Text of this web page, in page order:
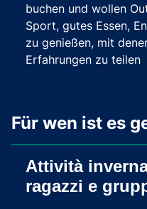
buchen und wollen
Sport, gutes Essen,
zu genießen, mit
Erfahrungen zu teilen
Für wen ist es
Attività
ragazzi e